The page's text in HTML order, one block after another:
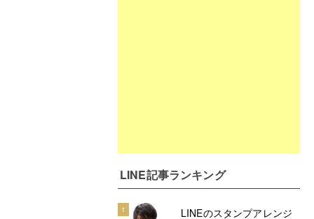
LINE記事ランキング
1
LINEのスタンプアレンジ